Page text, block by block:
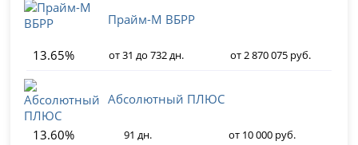
Прайм-М ВБРР
13.65% от 31 до 732 дн. от 2 870 075 руб.
Абсолютный ПЛЮС
13.60% 91 дн. от 10 000 руб.